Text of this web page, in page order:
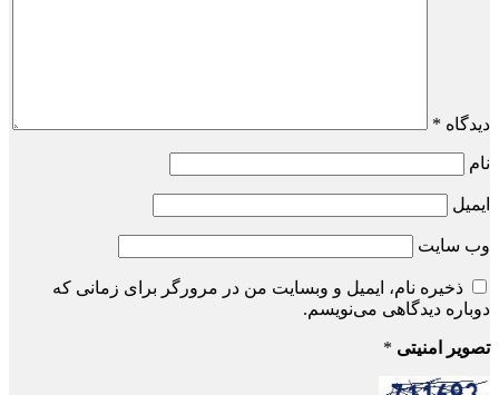
دیدگاه *
نام
ایمیل
وب‌ سایت
ذخیره نام، ایمیل و وبسایت من در مرورگر برای زمانی که
دوباره دیدگاهی می‌نویسم.
تصویر امنیتی *